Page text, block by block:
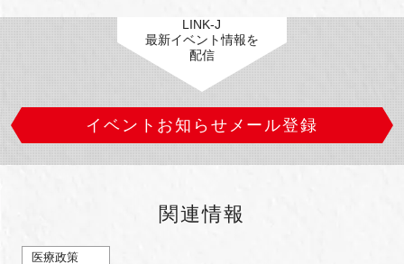
LINK-J
最新イベント情報を
配信
イベントお知らせメール登録
関連情報
医療政策